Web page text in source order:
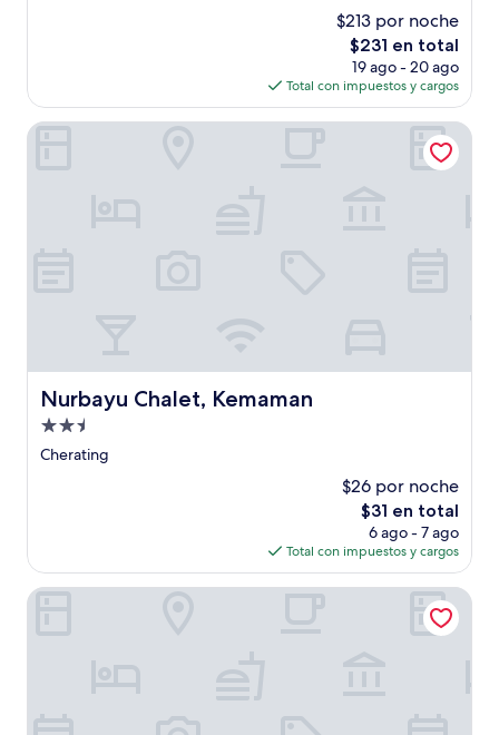
$213 por noche
El
precio
actual
es
de
$231 en total
19 ago - 20 ago
Total con impuestos y cargos
Nurbayu Chalet, Kemaman
Nurbayu Chalet, Kemaman
Propiedad
de
Cherating
$26 por noche
El
precio
actual
es
de
$31 en total
6 ago - 7 ago
Total con impuestos y cargos
Nurbayu Chalet, Kemaman
Hotel O Rosegold Garden